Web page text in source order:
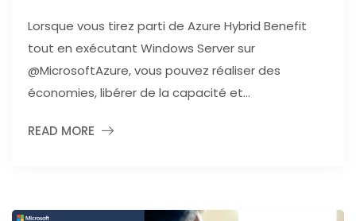
Lorsque vous tirez parti de Azure Hybrid Benefit
tout en exécutant Windows Server sur
@MicrosoftAzure, vous pouvez réaliser des
économies, libérer de la capacité et...
READ MORE